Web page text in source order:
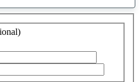
sugestão
encontrada